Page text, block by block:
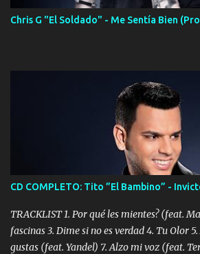
Chris G "El Soldado" - Me Sentía Bien
CD COMPLETO: Tito ”El Bambino” -
TRACKLIST 1. Por qué les mientes? (feat.
fascinas 3. Dime si no es verdad 4. Tu Olor
gustas (feat. Yandel) 7. Alzo mi voz (feat.